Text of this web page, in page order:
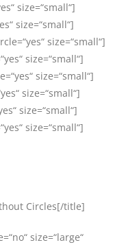
size=“small“]
size=“small“]
size=“small“]
size=“small“]
size=“small“]
size=“small“]
size=“small“]
size=“small“]
Circles[/title]
size=“large“